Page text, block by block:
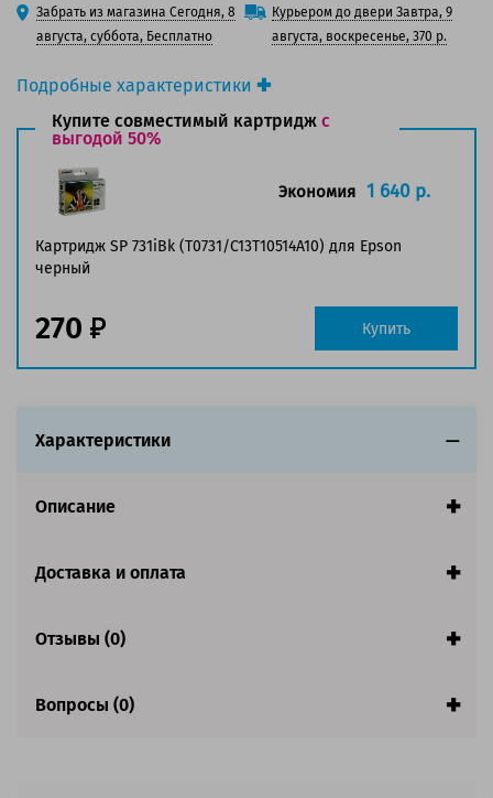
Подробные характеристики
Производитель принтера:Epson
Производитель:Epson
Вид товара:
Оригинальность:
Оригинальный
Цвет:Черный
Ресурс:1 035 страниц формата А4 при 5%
заполнении страницы.
100 баллов
125 баллов
Забрать из магазина Сегодня, 8
августа, суббота, Бесплатно
Курьером до двери Завтра, 9
августа, воскресенье, 370 р.
Купите совместимый картридж с
выгодой 50%
Картридж SP 731iBk (T0731/C13T10514A10) для Epson
черный
Экономия 1 640 р.
270 Купить
Характеристики
Описание
Доставка и оплата
Отзывы (0)
Вопросы (0)